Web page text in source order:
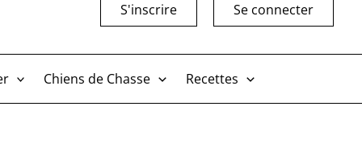
S'inscrire Se connecter
Chiens de Chasse Recettes